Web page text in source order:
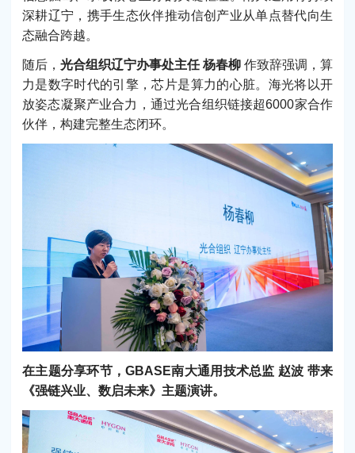
深耕辽宁，携手生态伙伴推动信创产业从单点替代向生
态融合跨越。
随后， 光合组织辽宁办事处主任 杨春柳 作致辞强调，算
力是数字时代的引擎，芯片是算力的心脏。海光将以开
放姿态凝聚产业合力，通过光合组织链接超6000家合作
伙伴，构建完整生态闭环。
在主题分享环节，GBASE南大通用技术总监 赵波 带来
《强链兴业、数启未来》主题演讲。